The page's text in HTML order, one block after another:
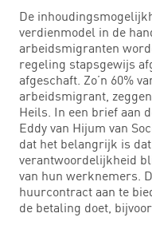
De
verdienmodel in de
arbeidsmigranten
regeling stapsgewijs
afgeschaft. Zo’n 60%
arbeidsmigrant,
Heils. In een brief aan
Eddy van Hijum van
dat het belangrijk is
verantwoordelijkheid
van hun werknemers.
huurcontract aan te
de betaling doet,